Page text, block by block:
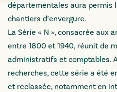
départementales aura permis
chantiers d’envergure.
La Série « N », consacrée aux
entre 1800 et 1940, réunit de
administratifs et comptables.
recherches, cette série a été
et reclassée, notamment en